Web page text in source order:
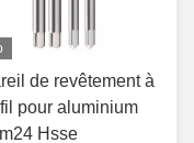
de revêtement à
pour aluminium
Hsse